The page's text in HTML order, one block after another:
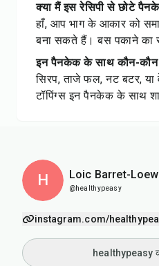
क्या मैं इस रेसिपी से छोटे
हाँ, आप भाग के आकार को
बना सकते हैं। बस पकाने का
इन पैनकेक के साथ कौन-कौन
सिरप, ताजे फल, नट बटर, या
टॉपिंग्स इन पैनकेक के साथ
H Loic Barret-
@healthypeasy
instagram.com/
healthypeasy